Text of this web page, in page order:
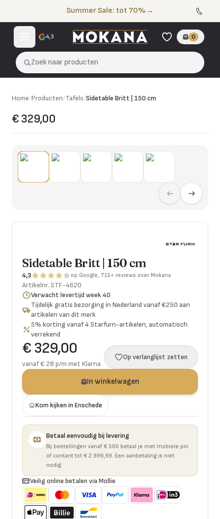
Summer Sale: tot 70% →
4,3 0
Zoek naar producten
Home/Producten/Tafels/Sidetable Britt | 150 cm
€ 329,00
Sidetable Britt | 150 cm
4,3 op Google, 715+ reviews over Mokana
Artikelnr. STF-4620
Verwacht levertijd week 40
Tijdelijk gratis bezorging in Nederland vanaf €250 aan
artikelen van dit merk
5% korting vanaf 4 Starfurn-artikelen, automatisch
verrekend
€ 329,00
vanaf € 28 p/m met Klarna
Op verlanglijst zetten
In winkelwagen
Kom kijken in Enschede
Betaal eenvoudig bij levering
Bij bestellingen vanaf € 500 betaal je met mobiele pin
of contant tot € 2.999,99. Een aanbetaling is niet
nodig.
Veilig online betalen via Mollie